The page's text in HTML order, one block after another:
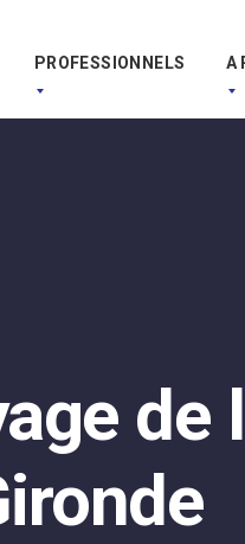
PROFESSIONNELS A
de